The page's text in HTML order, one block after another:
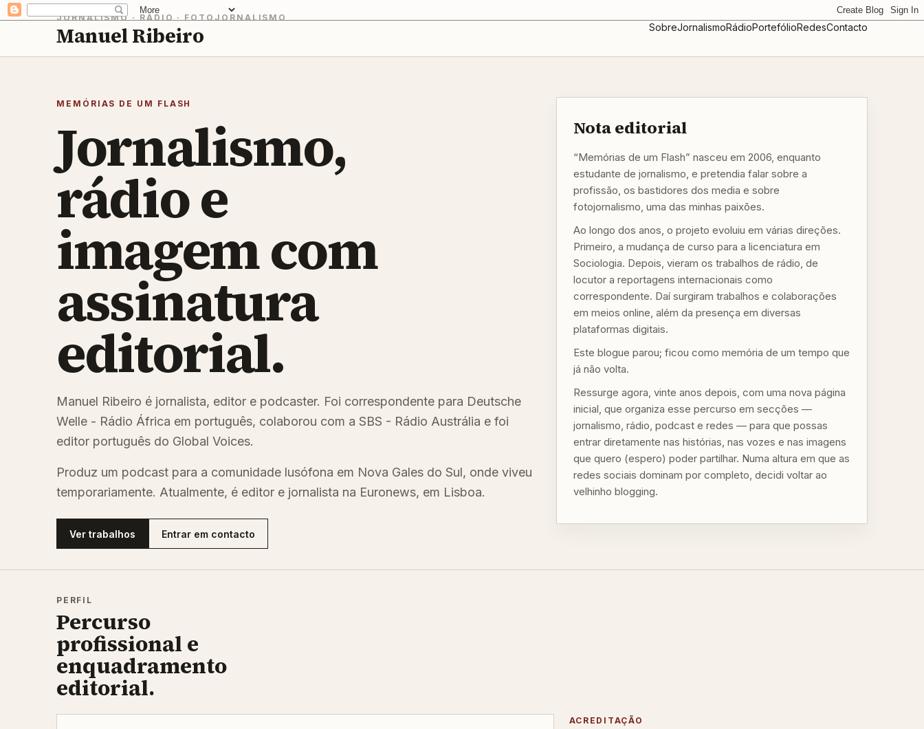
JORNALISMO · RÁDIO · FOTOJORNALISMO
Manuel Ribeiro SobreJornalismoRádioPortefólioRedesContacto
MEMÓRIAS DE UM FLASH
Jornalismo,
rádio e
imagem com
assinatura
editorial.
Manuel Ribeiro é jornalista, editor e podcaster. Foi correspondente para Deutsche
Welle - Rádio África em português, colaborou com a SBS - Rádio Austrália e foi
editor português do Global Voices.
Produz um podcast para a comunidade lusófona em Nova Gales do Sul, onde viveu
temporariamente. Atualmente, é editor e jornalista na Euronews, em Lisboa.
Ver trabalhos Entrar em contacto
Nota editorial
“Memórias de um Flash” nasceu em 2006, enquanto
estudante de jornalismo, e pretendia falar sobre a
profissão, os bastidores dos media e sobre
fotojornalismo, uma das minhas paixões.
Ao longo dos anos, o projeto evoluiu em várias direções.
Primeiro, a mudança de curso para a licenciatura em
Sociologia. Depois, vieram os trabalhos de rádio, de
locutor a reportagens internacionais como
correspondente. Daí surgiram trabalhos e colaborações
em meios online, além da presença em diversas
plataformas digitais.
Este blogue parou; ficou como memória de um tempo que
já não volta.
Ressurge agora, vinte anos depois, com uma nova página
inicial, que organiza esse percurso em secções —
jornalismo, rádio, podcast e redes — para que possas
entrar diretamente nas histórias, nas vozes e nas imagens
que quero (espero) poder partilhar. Numa altura em que as
redes sociais dominam por completo, decidi voltar ao
velhinho blogging.
PERFIL
Percurso
profissional e
enquadramento
editorial.
ACREDITAÇÃO